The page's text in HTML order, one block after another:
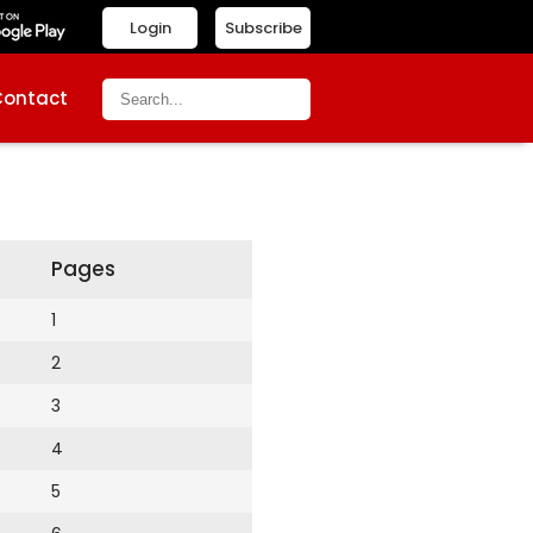
Subscribe
Login
Pages
1
2
3
4
5